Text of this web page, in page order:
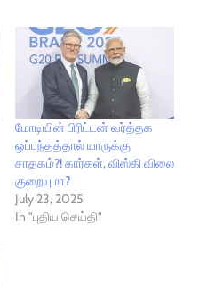
மோடியின் பிரிட்டன் வர்த்தக
ஒப்பந்தத்தால் யாருக்கு
சாதகம்?! கார்கள், விஸ்கி விலை
குறையுமா?
July 23, 2025
In "புதிய செய்தி"